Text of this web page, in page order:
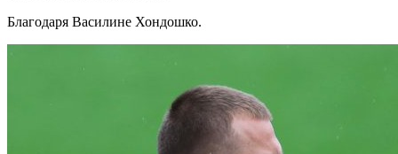
Благодаря Василине Хондошко.